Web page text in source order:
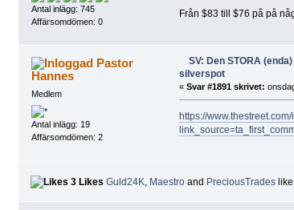
Antal inlägg: 745
Affärsomdömen: 0
Från $83 till $76 på på
Pastor
Hannes
Medlem
Antal inlägg: 19
Affärsomdömen: 2
SV: Den STORA
silverspot
« Svar #1891 skrivet:
https://
3 Likes Guld24K Maestroand PreciousTradeslike